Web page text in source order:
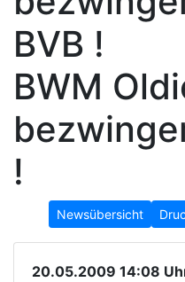
BWM
!
Newsübersicht
20.05.2009 14:08